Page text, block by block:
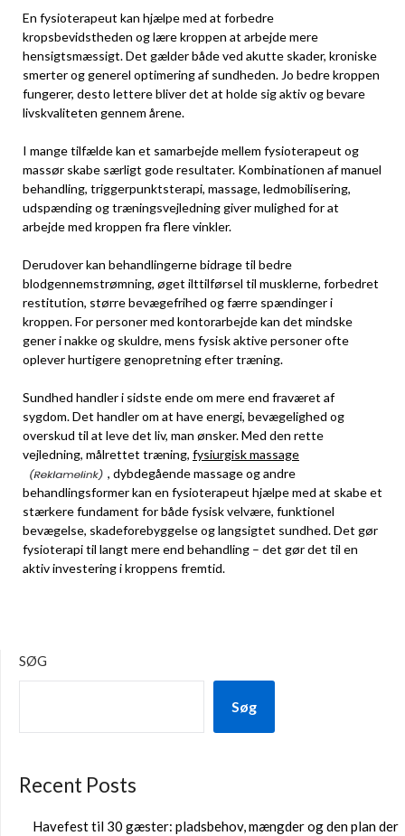
En fysioterapeut kan hjælpe med at forbedre
kropsbevidstheden og lære kroppen at arbejde mere
hensigtsmæssigt. Det gælder både ved akutte skader, kroniske
smerter og generel optimering af sundheden. Jo bedre kroppen
fungerer, desto lettere bliver det at holde sig aktiv og bevare
livskvaliteten gennem årene.
I mange tilfælde kan et samarbejde mellem fysioterapeut og
massør skabe særligt gode resultater. Kombinationen af manuel
behandling, triggerpunktsterapi, massage, ledmobilisering,
udspænding og træningsvejledning giver mulighed for at
arbejde med kroppen fra flere vinkler.
Derudover kan behandlingerne bidrage til bedre
blodgennemstrømning, øget ilttilførsel til musklerne, forbedret
restitution, større bevægefrihed og færre spændinger i
kroppen. For personer med kontorarbejde kan det mindske
gener i nakke og skuldre, mens fysisk aktive personer ofte
oplever hurtigere genopretning efter træning.
Sundhed handler i sidste ende om mere end fraværet af
sygdom. Det handler om at have energi, bevægelighed og
overskud til at leve det liv, man ønsker. Med den rette
vejledning, målrettet træning, fysiurgisk massage
, dybdegående massage og andre
behandlingsformer kan en fysioterapeut hjælpe med at skabe et
stærkere fundament for både fysisk velvære, funktionel
bevægelse, skadeforebyggelse og langsigtet sundhed. Det gør
fysioterapi til langt mere end behandling – det gør det til en
aktiv investering i kroppens fremtid.
SØG
Søg
Recent Posts
Havefest til 30 gæster: pladsbehov, mængder og den plan der